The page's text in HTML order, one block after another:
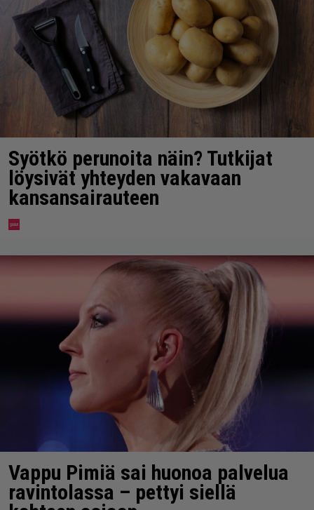
Syötkö perunoita näin? Tutkijat
löysivät yhteyden vakavaan
kansansairauteen
Vappu Pimiä sai huonoa palvelua
ravintolassa – pettyi siellä